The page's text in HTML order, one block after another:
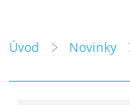
Úvod Novinky